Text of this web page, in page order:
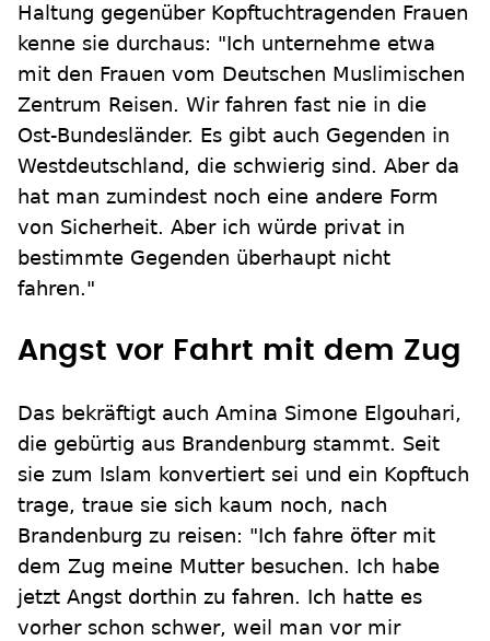
Haltung gegenüber Kopftuchtragenden Frauen
kenne sie durchaus: "Ich unternehme etwa
mit den Frauen vom Deutschen Muslimischen
Zentrum Reisen. Wir fahren fast nie in die
Ost-Bundesländer. Es gibt auch Gegenden in
Westdeutschland, die schwierig sind. Aber da
hat man zumindest noch eine andere Form
von Sicherheit. Aber ich würde privat in
bestimmte Gegenden überhaupt nicht
fahren."
Angst vor Fahrt mit dem Zug
Das bekräftigt auch Amina Simone Elgouhari,
die gebürtig aus Brandenburg stammt. Seit
sie zum Islam konvertiert sei und ein Kopftuch
trage, traue sie sich kaum noch, nach
Brandenburg zu reisen: "Ich fahre öfter mit
dem Zug meine Mutter besuchen. Ich habe
jetzt Angst dorthin zu fahren. Ich hatte es
vorher schon schwer, weil man vor mir